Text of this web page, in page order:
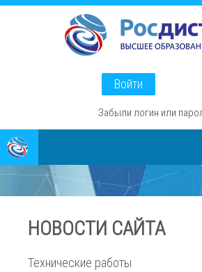
Перейти
Войти
Забыли логин или
Абитуриентам
О проекте
Способы оплаты
НОВОСТИ САЙТА
Технические работы